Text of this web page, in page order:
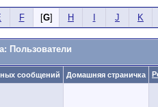
F [G] H J K
сообщений Домашняя страничка